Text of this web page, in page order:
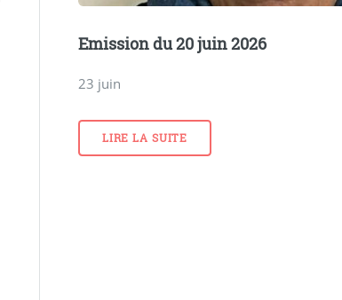
Emission du 20 juin 2026
23 juin
LIRE LA SUITE